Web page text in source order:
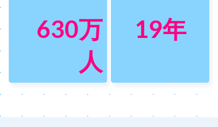
630万
人
19年